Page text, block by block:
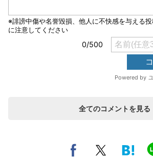
全てのコメントを見る